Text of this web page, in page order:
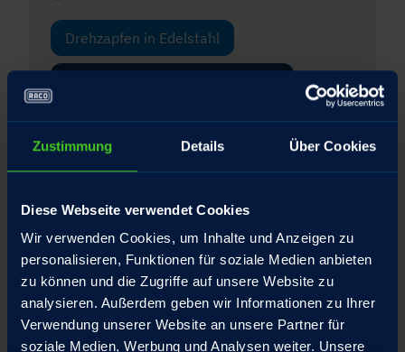
Zustimmung Details Über Cookies
Diese Webseite verwendet Cookies
Wir verwenden Cookies, um Inhalte und Anzeigen zu
personalisieren, Funktionen für soziale Medien anbieten
zu können und die Zugriffe auf unsere Website zu
analysieren. Außerdem geben wir Informationen zu Ihrer
Verwendung unserer Website an unsere Partner für
soziale Medien, Werbung und Analysen weiter. Unsere
Drehzapfen in Edelstahl
Gabelkopf
Gelenkkopf
Integrierte Drehmomentstütze für die
Spindelmutter
Interner Federtopf mit patentiertem
Umschlagbolzen
Schubrohr Hartverchromt